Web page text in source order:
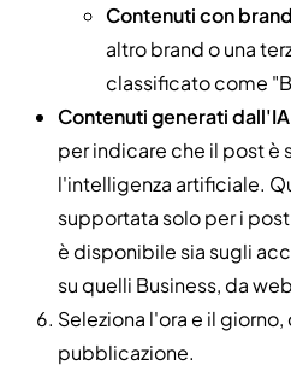
Contenuti con
altro brand o una
classificato come
Contenuti generati
per indicare che il post è
l'intelligenza artificiale.
supportata solo per i
è disponibile sia sugli
su quelli Business, da
Seleziona l'ora e il giorno,
pubblicazione.